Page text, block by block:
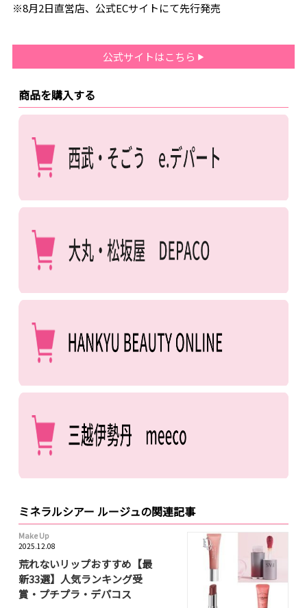
※8月2日直営店、公式ECサイトにて先行発売
公式サイトはこちら
商品を購入する
ミネラルシアー ルージュの関連記事
Make Up
2025.12.08
荒れないリップおすすめ【最
新33選】人気ランキング受
賞・プチプラ・デパコス